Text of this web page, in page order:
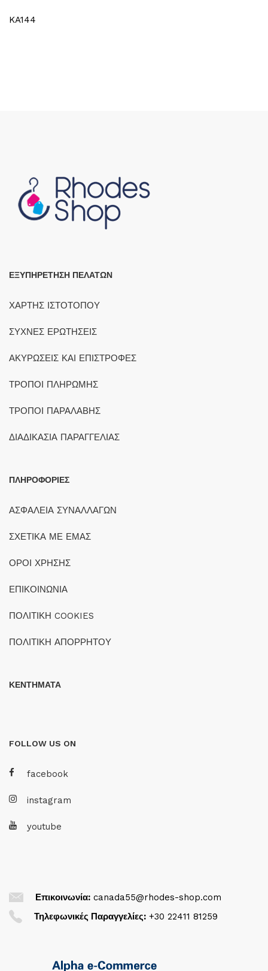
KA144
ΕΞΥΠΗΡΕΤΗΣΗ ΠΕΛΑΤΩΝ
ΧΑΡΤΗΣ ΙΣΤΟΤΟΠΟΥ
ΣΥΧΝΕΣ ΕΡΩΤΗΣΕΙΣ
ΑΚΥΡΩΣΕΙΣ ΚΑΙ ΕΠΙΣΤΡΟΦΕΣ
ΤΡΟΠΟΙ ΠΛΗΡΩΜΗΣ
ΤΡΟΠΟΙ ΠΑΡΑΛΑΒΗΣ
ΔΙΑΔΙΚΑΣΙΑ ΠΑΡΑΓΓΕΛΙΑΣ
ΠΛΗΡΟΦΟΡΙΕΣ
ΑΣΦΑΛΕΙΑ ΣΥΝΑΛΛΑΓΩΝ
ΣΧΕΤΙΚΑ ΜΕ ΕΜΑΣ
ΟΡΟΙ ΧΡΗΣΗΣ
ΕΠΙΚΟΙΝΩΝΙΑ
ΠΟΛΙΤΙΚΗ COOKIES
ΠΟΛΙΤΙΚΗ ΑΠΟΡΡΗΤΟΥ
ΚΕΝΤΗΜΑΤΑ
FOLLOW US ON
facebook
instagram
youtube
Επικοινωνία: canada55@rhodes-shop.com
Τηλεφωνικές Παραγγελίες: +30 22411 81259